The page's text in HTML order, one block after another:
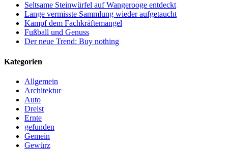
Seltsame Steinwürfel auf Wangerooge entdeckt
Lange vermisste Sammlung wieder aufgetaucht
Kampf dem Fachkräftemangel
Fußball und Genuss
Der neue Trend: Buy nothing
Kategorien
Allgemein
Architektur
Auto
Dreist
Ernte
gefunden
Gemein
Gewürz